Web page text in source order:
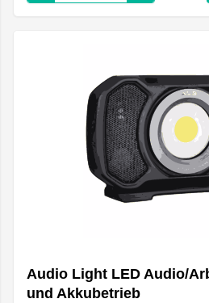
Audio Light LED Audio/
und Akkubetrieb